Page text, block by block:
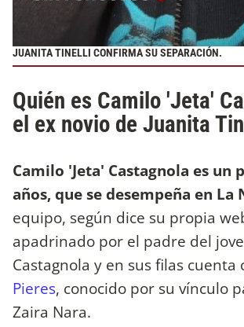
JUANITA TINELLI CONFIRMA SU SEPARACIÓN.
Quién es Camilo 'Jeta'
el ex novio de Juanita
Camilo 'Jeta' Castagnola es un
años, que se desempeña en La
equipo, según dice su propia
apadrinado por el padre del
Castagnola y en sus filas cuenta
Pieres, conocido por su vínculo
Zaira Nara.